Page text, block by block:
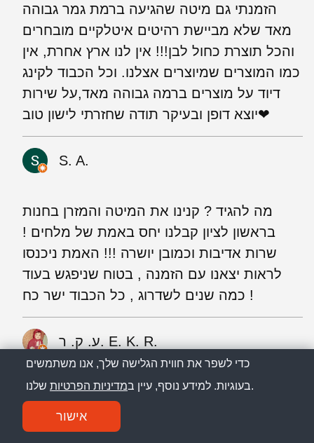
הזמנתי גם מיטה שהגיעה ברמת גמר גבוהה
מאד שלא מביישת רהיטים איטלקיים מובחרים
והכל תוצרת כחול לבן!!! אין לנו ארץ אחרת, אין
כמו המוצרים שמיוצרים אצלנו. וכל הכבוד לקינג
דיוד על מוצרים ברמה גבוהה מאד,על שירות
יוצא דופן ובעיקר תודה שחזרתי לישון טוב❤
S. A.
מה להגיד ? קנינו את המיטה והמזרן בחנות
בראשון לציון קבלנו יחס באמת של מלחים !
שרות אדיבות וכמובן יושרה !!! האמת ניכנסו
לראות יצאנו עם הזמנה , בטוח שניפגש בעוד
כמה שנים לשדרוג , כל הכבוד ישר כח !
ע. ק. ר. E. K. R.
הייתי צריכה לקנות בדחיפות מזרון לחברה
שמשתחררת ביום ראשון מבית חולים. יונתן היה
אדיב וזריז, ודאג שיהיה מזרון בראשון. הוא גם
כדי לשפר את חווית הגלישה שלך, אנו משתמשים
בעוגיות. למידע נוסף, עיין במדיניות הפרטיות שלנו.
אישור